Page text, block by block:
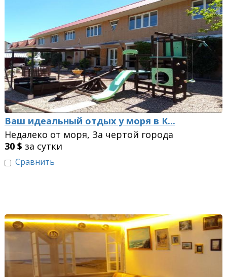
Ваш идеальный отдых у моря в К...
Недалеко от моря, За чертой города
30 $ за сутки
Сравнить